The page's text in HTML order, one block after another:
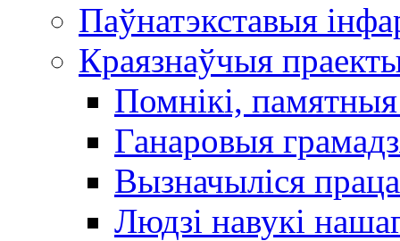
Паўнатэкставыя
Краязнаўчыя
Помнікі,
Ганаровыя
Вызначыліся
Людзі навукі